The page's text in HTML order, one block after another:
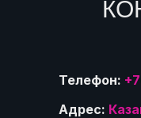
Телефон:
Адрес: